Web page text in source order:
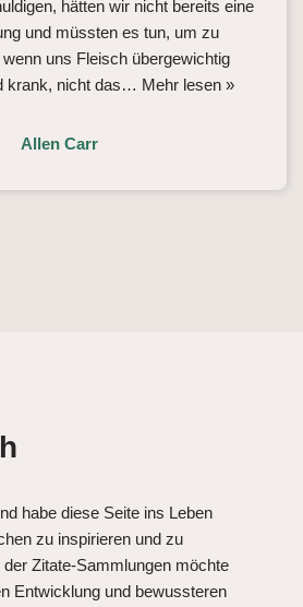
hätten wir nicht bereits eine
und müssten es tun, um zu
wenn uns Fleisch übergewichtig
krank, nicht das… Mehr lesen »
Allen Carr
habe diese Seite ins Leben
zu inspirieren und zu
Zitate-Sammlungen möchte
Entwicklung und bewussteren